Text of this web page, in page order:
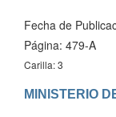
Fecha de
Página: 479-A
Carilla: 3
MINISTERIO